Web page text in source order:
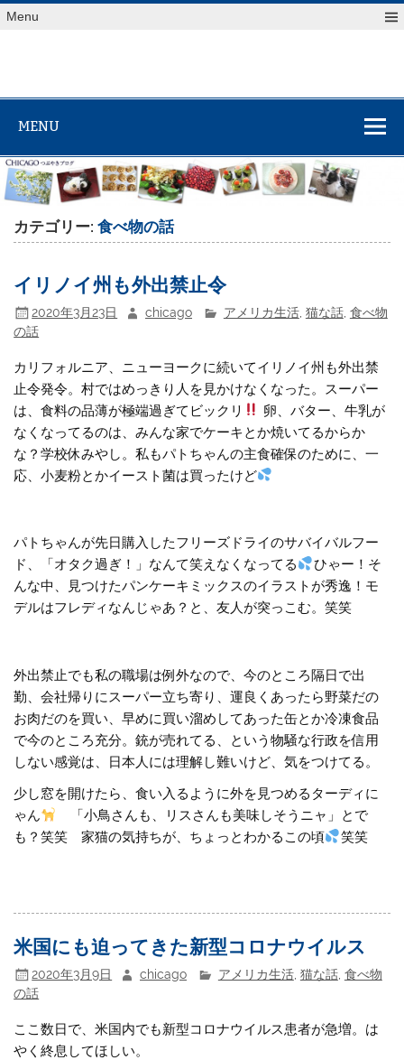
Skip
toMenu
MENU
カテゴリー:食べ物の話
イリノイ州も外出禁止令
2020年3月23日 chicago アメリカ生活, 猫な話, 食べ物
の話
カリフォルニア、ニューヨークに続いてイリノイ州も外出禁
止令発令。村ではめっきり人を見かけなくなった。スーパー
は、食料の品薄が極端過ぎてビックリ
卵、バター、牛乳が
なくなってるのは、みんな家でケーキとか焼いてるからか
な？学校休みやし。私もパトちゃんの主食確保のために、一
応、小麦粉とかイースト菌は買ったけど
パトちゃんが先日購入したフリーズドライのサバイバルフー
ド、「オタク過ぎ！」なんて笑えなくなってる
ひゃー！そ
んな中、見つけたパンケーキミックスのイラストが秀逸！モ
デルはフレディなんじゃあ？と、友人が突っこむ。笑笑
外出禁止でも私の職場は例外なので、今のところ隔日で出
勤、会社帰りにスーパー立ち寄り、運良くあったら野菜だの
お肉だのを買い、早めに買い溜めしてあった缶とか冷凍食品
で今のところ充分。銃が売れてる、という物騒な行政を信用
しない感覚は、日本人には理解し難いけど、気をつけてる。
少し窓を開けたら、食い入るように外を見つめるターディに
ゃん
「小鳥さんも、リスさんも美味しそうニャ」とで
も？笑笑 家猫の気持ちが、ちょっとわかるこの頃
笑笑
米国にも迫ってきた新型コロナウイルス
2020年3月9日 chicago アメリカ生活, 猫な話, 食べ物
の話
ここ数日で、米国内でも新型コロナウイルス患者が急増。は
やく終息してほしい。